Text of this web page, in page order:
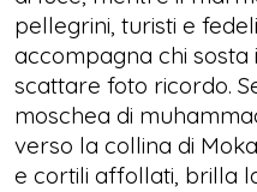
pellegrini, turisti e
accompagna chi sosta
scattare foto ricordo.
moschea di
verso la collina di
e cortili affollati, brilla